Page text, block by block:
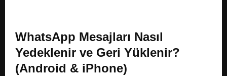
WhatsApp Mesajları Nasıl
Yedeklenir ve Geri Yüklenir?
(Android & iPhone)